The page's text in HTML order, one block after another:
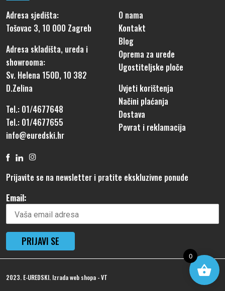
Adresa sjedišta:
Tošovac 3, 10 000 Zagreb
Adresa skladišta, ureda i
showrooma:
Sv. Helena 150D, 10 382
D.Zelina
Tel.: 01/4677648
Tel.: 01/4677655
info@euredski.hr
O nama
Kontakt
Blog
Oprema za urede
Ugostiteljske ploče
Uvjeti korištenja
Načini plaćanja
Dostava
Povrat i reklamacija
Prijavite se na newsletter i pratite ekskluzivne ponude
Email:
2023. E-UREDSKI. Izrada web shopa -VT
0